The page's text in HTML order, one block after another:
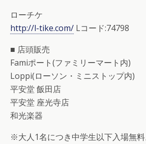
ローチケ
http://l-tike.com/ Lコード:74798
■ 店頭販売
Famiポート(ファミリーマート内)
Loppi(ローソン・ミニストップ内)
平安堂 飯田店
平安堂 座光寺店
和光楽器
※大人1名につき中学生以下入場無